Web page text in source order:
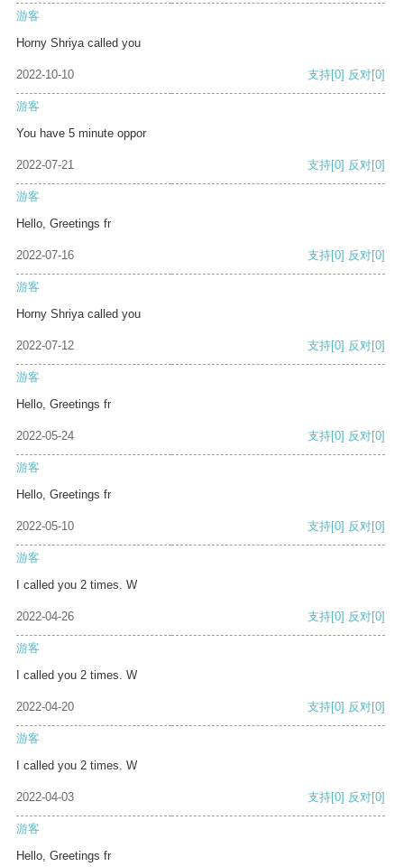
游客
Horny Shriya called you
2022-10-10 支持[0] 反对[0]
游客
You have 5 minute oppor
2022-07-21 支持[0] 反对[0]
游客
Hello, Greetings fr
2022-07-16 支持[0] 反对[0]
游客
Horny Shriya called you
2022-07-12 支持[0] 反对[0]
游客
Hello, Greetings fr
2022-05-24 支持[0] 反对[0]
游客
Hello, Greetings fr
2022-05-10 支持[0] 反对[0]
游客
I called you 2 times. W
2022-04-26 支持[0] 反对[0]
游客
I called you 2 times. W
2022-04-20 支持[0] 反对[0]
游客
I called you 2 times. W
2022-04-03 支持[0] 反对[0]
游客
Hello, Greetings fr